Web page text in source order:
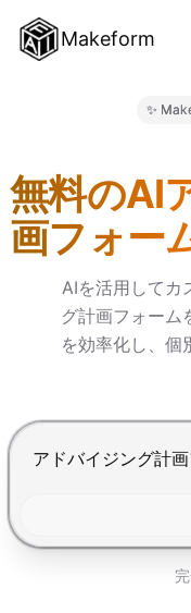
Makeform
ブログ
料金
サインイン
✨
無料のAI
画フォー
AIを活用してカ
グ計画フォーム
を効率化し、個
Enterで送信、